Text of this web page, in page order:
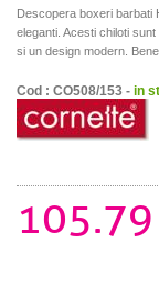
Descopera boxeri barbati
eleganti. Acesti chiloti
si un design modern.
Cod : CO508/153 - in
105.79